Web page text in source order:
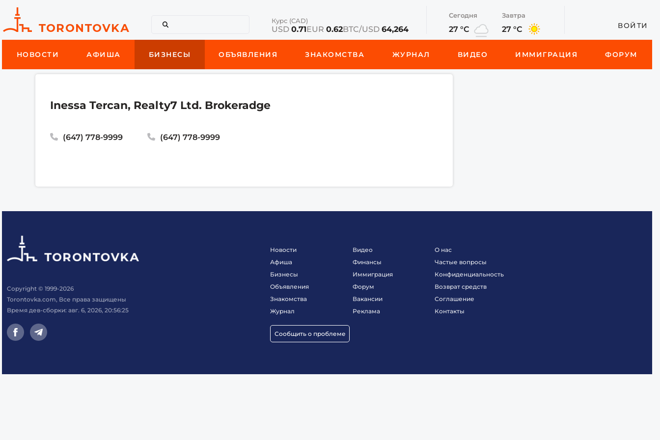
Курс (CAD)
USD 0.71EUR 0.62BTC/USD 64,264
Сегодня
27 °C
Завтра
27 °C ВОЙТИ
НОВОСТИ АФИША БИЗНЕСЫ ОБЪЯВЛЕНИЯ ЗНАКОМСТВА ЖУРНАЛ ВИДЕО ИММИГРАЦИЯ ФОРУМ
Inessa Tercan, Realty7 Ltd. Brokeradge
(647) 778-9999 (647) 778-9999
Copyright © 1999-2026
Torontovka.com, Все права защищены
Время дев-сборки: авг. 6, 2026, 20:56:25
Новости
Афиша
Бизнесы
Объявления
Знакомства
Журнал
Сообщить о проблеме
Видео
Финансы
Иммиграция
Форум
Вакансии
Реклама
О нас
Частые вопросы
Конфиденциальность
Возврат средств
Соглашение
Контакты